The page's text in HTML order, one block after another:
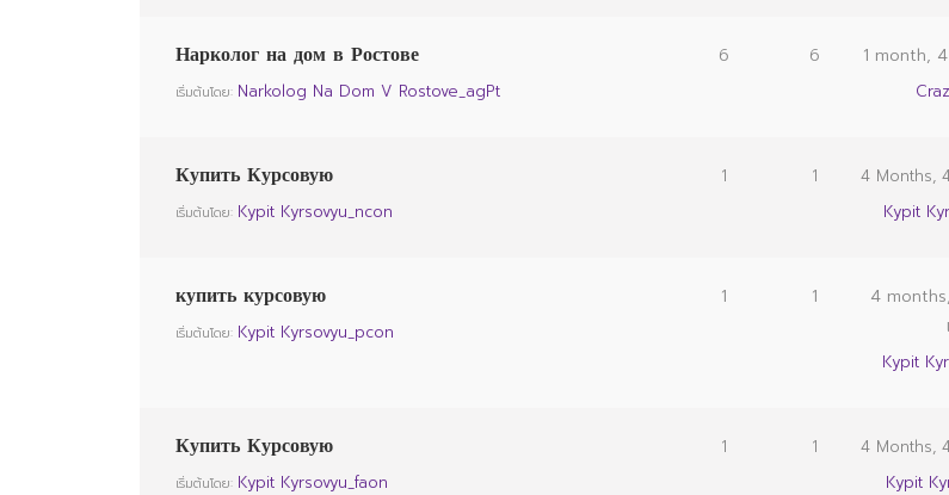
Нарколог на дом в Ростове
เริ่มต้นโดย: Narkolog Na Dom V Rostove_agPt
6 6 1 month,
Купить Курсовую
เริ่มต้นโดย: Kypit Kyrsovyu_ncon
1 1
4 Months,
Kypit
купить курсовую
เริ่มต้นโดย: Kypit Kyrsovyu_pcon
1 1
4
Kypit
Купить Курсовую
เริ่มต้นโดย: Kypit Kyrsovyu_faon
1 1
4 Months,
Kypit